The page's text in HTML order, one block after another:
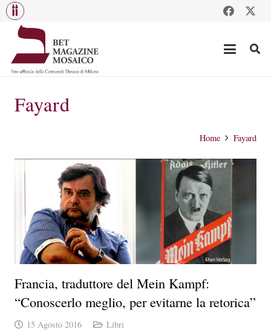
Fayard
Home Fayard
Francia, traduttore del Mein Kampf:
“Conoscerlo meglio, per evitarne la retorica”
15 Agosto 2016 Libri